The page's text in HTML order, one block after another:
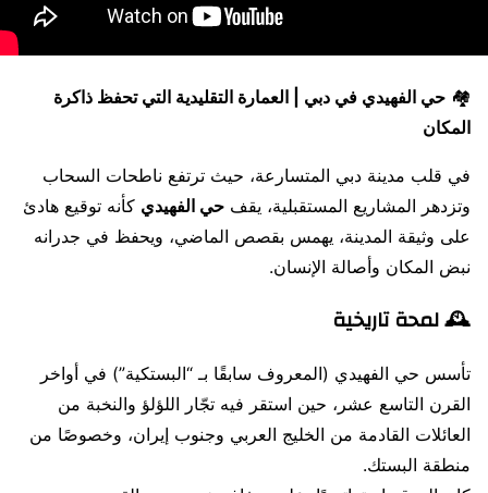
🏘️ حي الفهيدي في دبي | العمارة التقليدية التي تحفظ ذاكرة
المكان
في قلب مدينة دبي المتسارعة، حيث ترتفع ناطحات السحاب
وتزدهر المشاريع المستقبلية، يقف حي الفهيدي كأنه توقيع هادئ
على وثيقة المدينة، يهمس بقصص الماضي، ويحفظ في جدرانه
نبض المكان وأصالة الإنسان.
🕰️ لمحة تاريخية
تأسس حي الفهيدي (المعروف سابقًا بـ “البستكية”) في أواخر
القرن التاسع عشر، حين استقر فيه تجّار اللؤلؤ والنخبة من
العائلات القادمة من الخليج العربي وجنوب إيران، وخصوصًا من
منطقة البستك.